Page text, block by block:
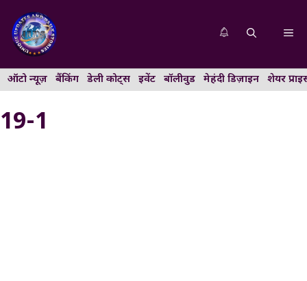
content
ऑटो न्यूज़ बैंकिंग डेली कोट्स इवेंट बॉलीवुड मेहंदी डिज़ाइन शेयर
19-1